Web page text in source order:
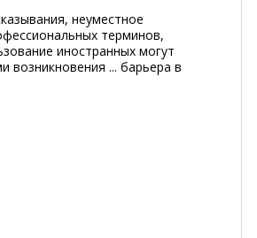
неуместное
терминов,
иностранных могут
возникновения ... барьера в